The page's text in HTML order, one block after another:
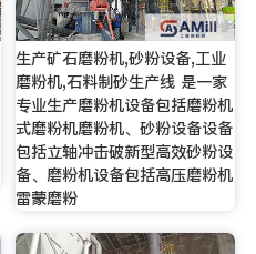
生产矿石磨粉机,砂粉设备,工业
磨粉机,石料制砂生产线 是一家
专业生产磨粉机设备包括磨粉机
式磨粉机磨粉机、砂粉设备设备
包括立轴冲击破新型高效砂粉设
备、磨粉机设备包括高压磨粉机
雷蒙磨粉